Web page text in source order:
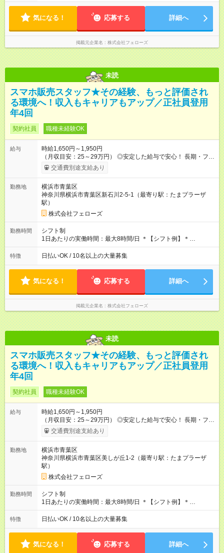
たい」などあれば相談に応じますのでおっしゃってください！
気になる！ 応募する 詳細へ
掲載元企業名 株式会社フェローズ
未読
スマホ販売スタッフ★その経験、もっと評価され
る環境へ！収入もキャリアもアップ／正社員登用
年4回
契約社員 職種未経験OK
給与
時給1,650円～1,950円
（月収目安：25～29万円） ◎安定した給与で安心！ 長期・フル
タイムで勤務いただける方にお越しいただきたいと思っていま
す。シフトが削られることはないので、安定した給与が入りま
たいという人もいると思います。このあたりは柔軟に対応する
ので、お気軽にご相談ください！ ※2ヶ月の試用期間がありま
す。その間の給与・待遇に変更はありません。 【試用期間】試
用期間あり 試用期間の長さ：2ヶ月 雇用形態、給与は本採用時
と同じです。
交通費別途支給あり
勤務地
横浜市青葉区
神奈川県横浜市青葉区新石川2-5-1（最寄り駅：たまプラーザ
駅）
株式会社フェローズ
勤務時間
シフト制
1日あたりの実働時間：最大8時間/日 ＊【シフト例】＊
(1) 10:00～19:00 (2) 11:00～20:00 (3) 12:00～21:00 など ◎
いずれも実働8時間・休憩1時間です。中抜けシフトなどはあり
たい」などあれば相談に応じますのでおっしゃってください！
特徴 日払いOK / 10名以上の大量募集
気になる！ 応募する 詳細へ
掲載元企業名 株式会社フェローズ
未読
スマホ販売スタッフ★その経験、もっと評価され
る環境へ！収入もキャリアもアップ／正社員登用
年4回
契約社員 職種未経験OK
給与
時給1,650円～1,950円
（月収目安：25～29万円） ◎安定した給与で安心！ 長期・フル
タイムで勤務いただける方にお越しいただきたいと思っていま
す。シフトが削られることはないので、安定した給与が入りま
たいという人もいると思います。このあたりは柔軟に対応する
ので、お気軽にご相談ください！ ※2ヶ月の試用期間がありま
す。その間の給与・待遇に変更はありません。 【試用期間】試
用期間あり 試用期間の長さ：2ヶ月 雇用形態、給与は本採用時
と同じです。
交通費別途支給あり
勤務地
横浜市青葉区
神奈川県横浜市青葉区美しが丘1-2（最寄り駅：たまプラーザ
駅）
株式会社フェローズ
勤務時間
シフト制
1日あたりの実働時間：最大8時間/日 ＊【シフト例】＊
(1) 10:00～19:00 (2) 11:00～20:00 (3) 12:00～21:00 など ◎
いずれも実働8時間・休憩1時間です。中抜けシフトなどはあり
たい」などあれば相談に応じますのでおっしゃってください！
特徴 日払いOK / 10名以上の大量募集
気になる！ 応募する 詳細へ